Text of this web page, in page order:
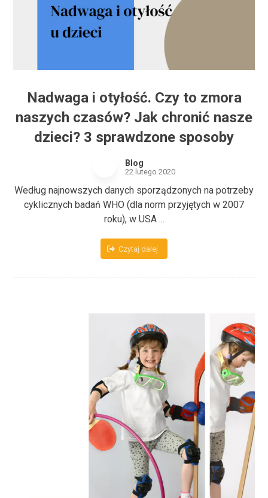
Nadwaga i otyłość. Czy to zmora
naszych czasów? Jak chronić nasze
dzieci? 3 sprawdzone sposoby
Blog
22 lutego 2020
Według najnowszych danych sporządzonych na potrzeby
cyklicznych badań WHO (dla norm przyjętych w 2007
roku), w USA ...
Czytaj dalej